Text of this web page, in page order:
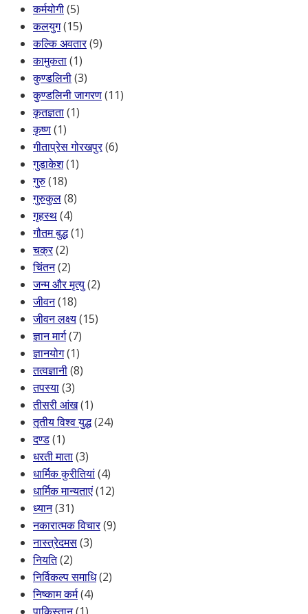
कर्मयोगी(5)
कलयुग(15)
कल्कि अवतार(9)
कामुकता(1)
कुण्डलिनी(3)
कुण्डलिनी जागरण(11)
कृतज्ञता(1)
कृष्ण(1)
गीताप्रेस गोरखपुर(6)
गुडाकेश(1)
गुरु(18)
गुरुकुल(8)
गृहस्थ(4)
गौतम बुद्ध(1)
चक्र(2)
चिंतन(2)
जन्म और मृत्यु(2)
जीवन(18)
जीवन लक्ष्य(15)
ज्ञान मार्ग(7)
ज्ञानयोग(1)
तत्वज्ञानी(8)
तपस्या(3)
तीसरी आंख(1)
तृतीय विश्व युद्ध(24)
दण्ड(1)
धरती माता(3)
धार्मिक कुरीतियां(4)
धार्मिक मान्यताएं(12)
ध्यान(31)
नकारात्मक विचार(9)
नास्त्रेदमस(3)
नियति(2)
निर्विकल्प समाधि(2)
निष्काम कर्म(4)